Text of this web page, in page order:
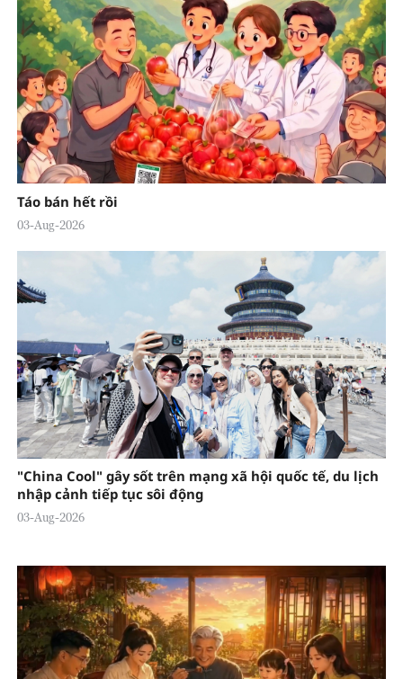
Táo bán hết rồi
03-Aug-2026
"China Cool" gây sốt trên mạng xã hội quốc tế, du lịch
nhập cảnh tiếp tục sôi động
03-Aug-2026